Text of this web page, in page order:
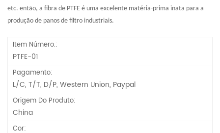
etc. então, a fibra de PTFE é uma excelente matéria-prima inata para a
produção de panos de filtro industriais.
Item Número.:
PTFE-01
Pagamento:
L/C, T/T, D/P, Western Union, Paypal
Origem Do Produto:
China
Cor: